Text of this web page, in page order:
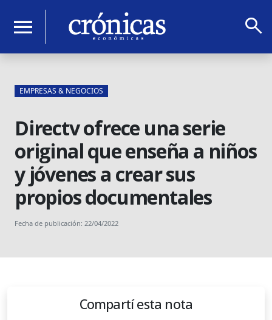
menu search
EMPRESAS & NEGOCIOS
Directv ofrece una serie
original que enseña a niños
y jóvenes a crear sus
propios documentales
Fecha de publicación: 22/04/2022
Compartí esta nota